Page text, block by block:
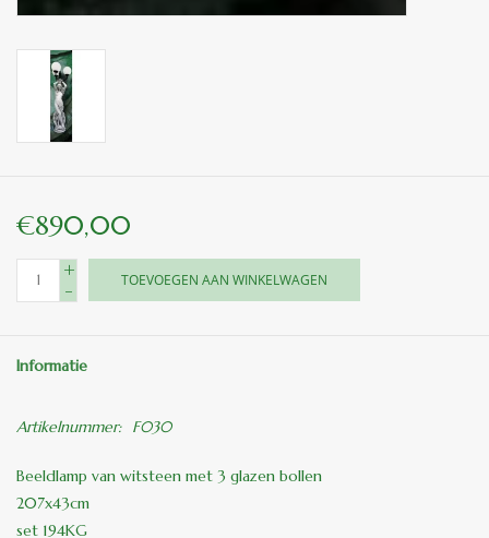
€890,00
+
-
TOEVOEGEN AAN WINKELWAGEN
Informatie
Artikelnummer: F030
Beeldlamp van witsteen met 3 glazen bollen
207x43cm
set 194KG